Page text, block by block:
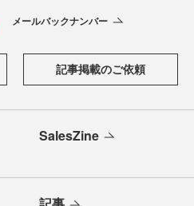
メールバックナンバー
記事掲載のご依頼
SalesZine